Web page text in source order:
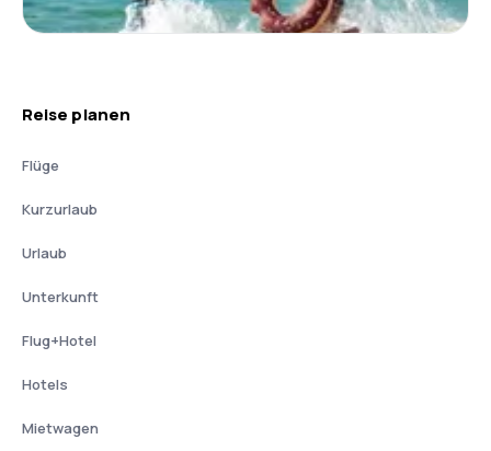
Reise planen
Flüge
Kurzurlaub
Urlaub
Unterkunft
Flug+Hotel
Hotels
Mietwagen